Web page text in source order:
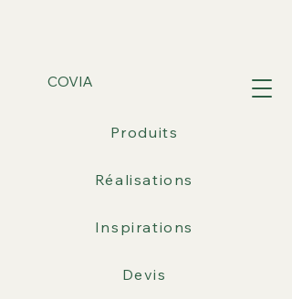
COVIA
Produits
Réalisations
Inspirations
Devis